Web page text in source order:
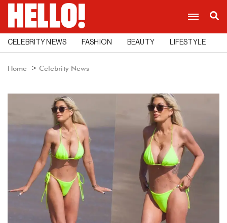
CELEBRITY NEWS FASHION BEAUTY LIFESTYLE
Home Celebrity News